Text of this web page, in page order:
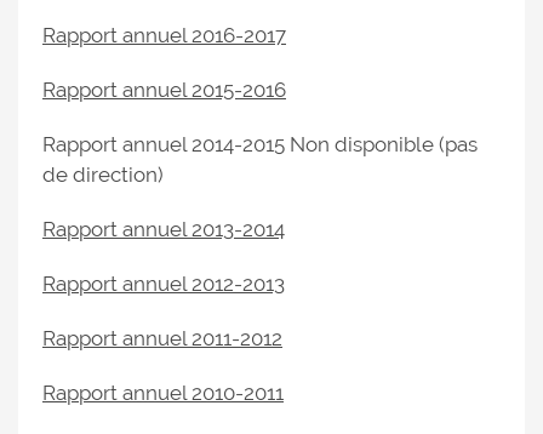
Rapport annuel 2016-2017
Rapport annuel 2015-2016
Rapport annuel 2014-2015 Non disponible (pas
de direction)
Rapport annuel 2013-2014
Rapport annuel 2012-2013
Rapport annuel 2011-2012
Rapport annuel 2010-2011